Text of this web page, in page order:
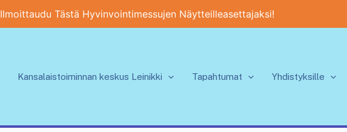
Ilmoittaudu Tästä Hyvinvointimessujen Näytteilleasettajaksi!
Kansalaistoiminnan keskus Leinikki Tapahtumat Yhdistyksille